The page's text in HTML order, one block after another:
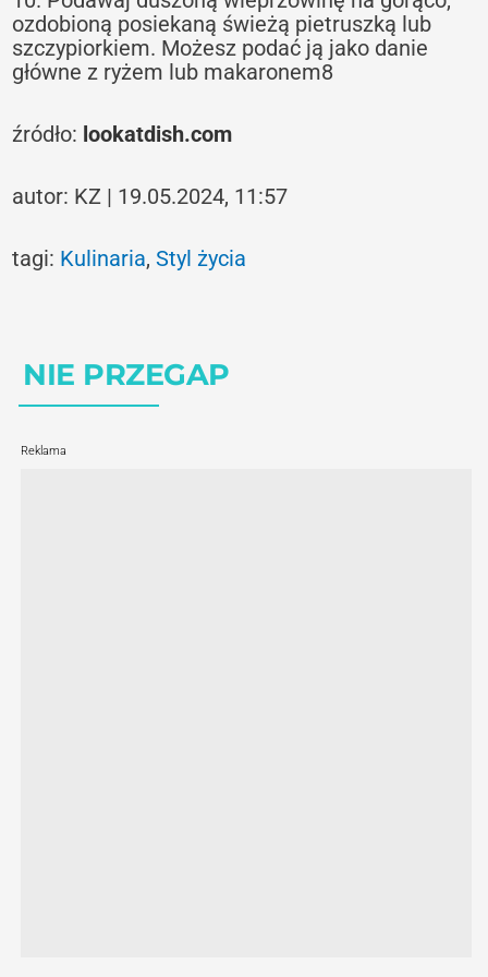
ozdobioną posiekaną świeżą pietruszką lub
szczypiorkiem. Możesz podać ją jako danie
główne z ryżem lub makaronem8
źródło: lookatdish.com
autor: KZ | 19.05.2024, 11:57
tagi: Kulinaria,Styl życia
NIE PRZEGAP
Reklama